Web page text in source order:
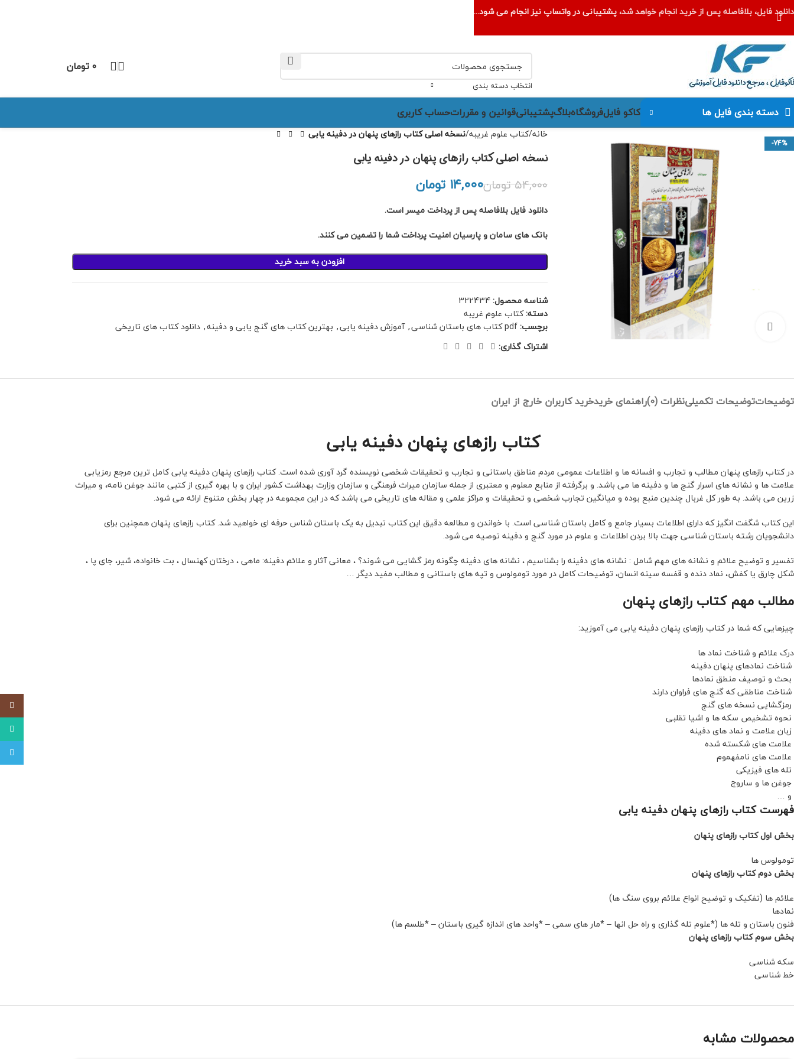
انتخاب دسته بندی
۰تومان
دسته بندی فایل ها کاکو فایلفروشگاهبلاگپشتیبانیقوانین و مقرراتحساب کاربری
-74%
بزرگنمایی تصویر
خانه کتاب علوم غریبه نسخه اصلی کتاب رازهای پنهان در دفینه یابی
نسخه اصلی کتاب رازهای پنهان در دفینه یابی
۵۴,۰۰۰تومان۱۴,۰۰۰ تومان
دانلود فایل بلافاصله پس از پرداخت میسر است.
بانک های سامان و پارسیان امنیت پرداخت شما را تضمین می کنند.
افزودن به سبد خرید
شناسه محصول:322434
دسته: کتاب علوم غریبه
برچسب: pdf کتاب های باستان شناسی , آموزش دفینه یابی, بهترین کتاب های گنج یابی و دفینه, دانلود کتاب های تاریخی
اشتراک گذاری:
توضیحاتتوضیحات تکمیلینظرات (0) راهنمای خریدخرید کاربران خارج از ایران
کتاب رازهای پنهان دفینه یابی
در کتاب رازهای پنهان مطالب و تجارب و افسانه ها و اطلاعات عمومی مردم مناطق باستانی و تجارب و تحقیقات شخصی نویسنده گرد آوری شده است. کتاب رازهای پنهان دفینه یابی کامل ترین مرجع رمزیابی
علامت ها و نشانه های اسرار گنج ها و دفینه ها می باشد. و برگرفته از منابع معلوم و معتبری از جمله سازمان میراث فرهنگی و سازمان وزارت بهداشت کشور ایران و با بهره گیری از کتبی مانند جوغن نامه، و میراث
زرین می باشد. به طور کل غربال چندین منبع بوده و میانگین تجارب شخصی و تحقیقات و مراکز علمی و مقاله های تاریخی می باشد که در این مجموعه در چهار بخش متنوع ارائه می شود.
این کتاب شگفت انگیز که دارای اطلاعات بسیار جامع و کامل باستان شناسی است. با خواندن و مطالعه دقیق این کتاب تبدیل به یک باستان شناس حرفه ای خواهید شد. کتاب رازهای پنهان همچنین برای
دانشجویان رشته باستان شناسی جهت بالا بردن اطلاعات و علوم در مورد گنج و دفینه توصیه می شود.
تفسیر و توضیح علائم و نشانه های مهم شامل : نشانه های دفینه را بشناسیم ، نشانه های دفینه چگونه رمز گشایی می شوند؟ ، معانی آثار و علائم دفینه: ماهی ، درختان کهنسال ، بت خانواده، شیر، جای پا ،
شکل چارق یا کفش، نماد دنده و قفسه سینه انسان، توضیحات کامل در مورد تومولوس و تپه های باستانی و مطالب مفید دیگر …
مطالب مهم کتاب رازهای پنهان
چیزهایی که شما در کتاب رازهای پنهان دفینه یابی می‌ آموزید:
درک علائم و شناخت نماد ها
شناخت نمادهای پنهان دفینه
بحث و توصیف منطق نمادها
شناخت مناطقی که گنج های فراوان دارند
رمزگشایی نسخه های گنج
نحوه تشخیص سکه ها و اشیا تقلبی
زبان علامت و نماد های دفینه
علامت های شکسته شده
علامت های نامفهموم
تله های فیزیکی
جوغن ها و ساروج
و …
فهرست کتاب رازهای پنهان دفینه یابی
بخش اول کتاب رازهای پنهان
تومولوس ها
بخش دوم کتاب رازهای پنهان
علائم ها (ﺗﻔﮑﯿﮏ و ﺗﻮﺿﯿﺢ اﻧﻮاع ﻋﻼﺋﻢ ﺑﺮوی ﺳﻨﮓ ﻫﺎ)
نمادها
فنون باستان و تله ها (*ﻋﻠﻮم ﺗﻠﻪ ﮔﺬاری و راه ﺣﻞ اﻧﻬﺎ – *ﻣﺎر ﻫﺎی ﺳﻤﯽ – *واﺣﺪ ﻫﺎی اﻧﺪازه ﮔﯿﺮی ﺑﺎﺳﺘﺎن – *ﻃﻠﺴﻢ ﻫﺎ)
بخش سوم کتاب رازهای پنهان
سکه شناسی
خط شناسی
محصولات مشابه
دانلود فایل، بلافاصله پس از خرید انجام خواهد شد،پشتیبانی در واتساپ نیز انجام می شود...